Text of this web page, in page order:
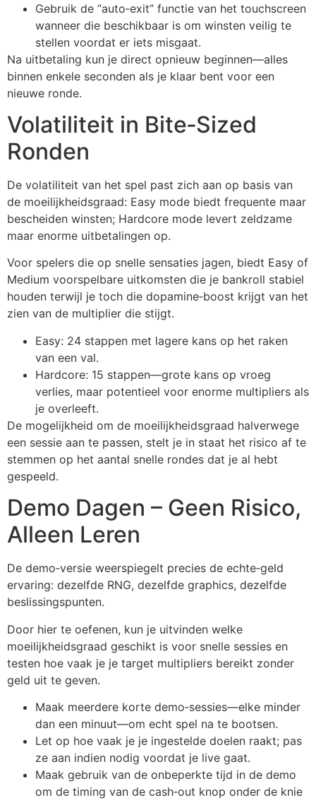
Gebruik de “auto‑exit” functie van het touchscreen
wanneer die beschikbaar is om winsten veilig te
stellen voordat er iets misgaat.
Na uitbetaling kun je direct opnieuw beginnen—alles
binnen enkele seconden als je klaar bent voor een
nieuwe ronde.
Volatiliteit in Bite‑Sized
Ronden
De volatiliteit van het spel past zich aan op basis van
de moeilijkheidsgraad: Easy mode biedt frequente maar
bescheiden winsten; Hardcore mode levert zeldzame
maar enorme uitbetalingen op.
Voor spelers die op snelle sensaties jagen, biedt Easy of
Medium voorspelbare uitkomsten die je bankroll stabiel
houden terwijl je toch die dopamine‑boost krijgt van het
zien van de multiplier die stijgt.
Easy: 24 stappen met lagere kans op het raken
van een val.
Hardcore: 15 stappen—grote kans op vroeg
verlies, maar potentieel voor enorme multipliers als
je overleeft.
De mogelijkheid om de moeilijkheidsgraad halverwege
een sessie aan te passen, stelt je in staat het risico af te
stemmen op het aantal snelle rondes dat je al hebt
gespeeld.
Demo Dagen – Geen Risico,
Alleen Leren
De demo‑versie weerspiegelt precies de echte‑geld
ervaring: dezelfde RNG, dezelfde graphics, dezelfde
beslissingspunten.
Door hier te oefenen, kun je uitvinden welke
moeilijkheidsgraad geschikt is voor snelle sessies en
testen hoe vaak je je target multipliers bereikt zonder
geld uit te geven.
Maak meerdere korte demo‑sessies—elke minder
dan een minuut—om echt spel na te bootsen.
Let op hoe vaak je je ingestelde doelen raakt; pas
ze aan indien nodig voordat je live gaat.
Maak gebruik van de onbeperkte tijd in de demo
om de timing van de cash‑out knop onder de knie